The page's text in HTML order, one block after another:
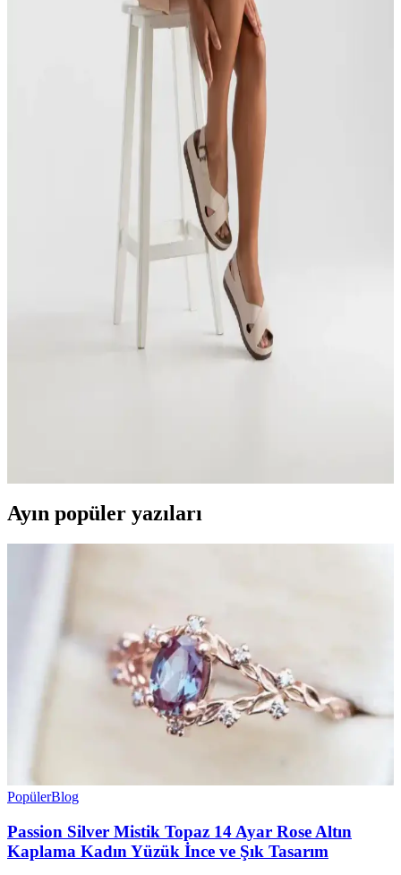
SOHO Bej Kadın Sandalet 20383 Şıklık ve Konforu
Bir Arada Sunan Günlük Kullanım Ayakkabısı
SOHO'nun bej kadın sandalet modeli, hafif poliüretan tabanı ve 7
cm orta topuk yüksekliği ile şıklık ve konforu bir araya getiriyor,
Marjin Hakiki Deri Kadın Sandaletleri: Günlük
Kullanım İçin Şık ve Konforlu Tasarım
Hakiki deri ve hafif Eva tabanlı bu kadın sandaletleri, günlük
rahatlık ve şıklık sunar. 3 cm topuk yüksekliğiyle uzun saatler
konfor sağlar, farklı renk seçenekleriyle tarzınıza uyum sağlar.
LEYDİ SHOES Hakiki Deri Renkli Kadın
Sandaletleri Günlük Şıklık ve Konfor İçin Idealdir
Hakiki deri kullanımı ve renkli tasarımıyla öne çıkan LEYDİ
SHOES kadın sandaletleri, şıklık ve konforu bir arada sunar, günlük
Ayın popüler yazıları
PopülerBlog
Passion Silver Mistik Topaz 14 Ayar Rose Altın
Kaplama Kadın Yüzük İnce ve Şık Tasarım